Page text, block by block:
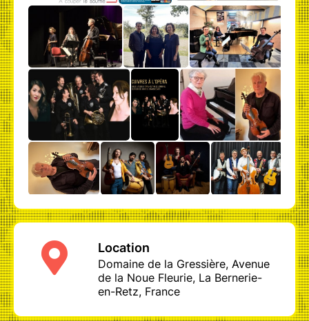
Location
Domaine de la Gressière, Avenue
de la Noue Fleurie, La Bernerie-
en-Retz, France